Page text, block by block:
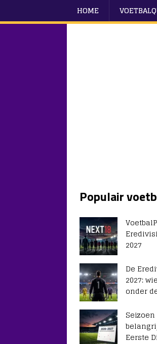
HOME
Populair
2027
De
2027:
onder
Seizoen
Eerste